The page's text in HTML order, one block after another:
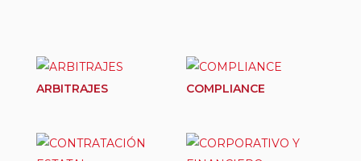
ARBITRAJES COMPLIANCE